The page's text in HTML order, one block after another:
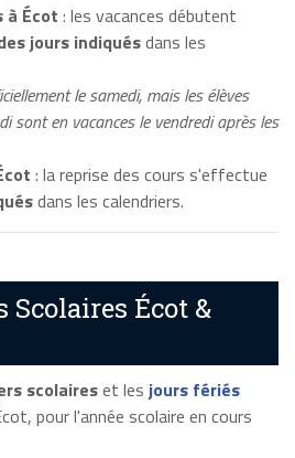
à Écot : les vacances débutent
jours indiquésdans les
le samedi, mais les élèves
sont en vacances le vendredi après les
: la reprise des cours s'effectue
dans les calendriers.
Scolaires Écot &
scolaireset les jours fériés
pour l'année scolaire en cours